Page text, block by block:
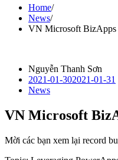
Home/
News/
VN Microsoft BizApps
Nguyễn Thanh Sơn
2021-01-302021-01-31
News
VN Microsoft
Mời các bạn xem lại record